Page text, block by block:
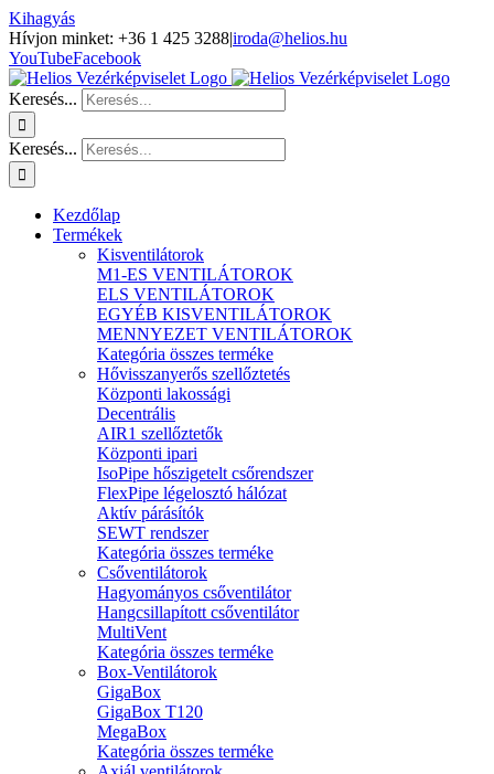
Kihagyás
Hívjon minket: +36 1 425 3288|iroda@helios.hu
YouTubeFacebook
Keresés...
Keresés...
Kezdőlap
Termékek
Kisventilátorok
M1-ES VENTILÁTOROK
ELS VENTILÁTOROK
EGYÉB KISVENTILÁTOROK
MENNYEZET VENTILÁTOROK
Kategória összes terméke
Hővisszanyerős szellőztetés
Központi lakossági
Decentrális
AIR1 szellőztetők
Központi ipari
IsoPipe hőszigetelt csőrendszer
FlexPipe légelosztó hálózat
Aktív párásítók
SEWT rendszer
Kategória összes terméke
Csőventilátorok
Hagyományos csőventilátor
Hangcsillapított csőventilátor
MultiVent
Kategória összes terméke
Box-Ventilátorok
GigaBox
GigaBox T120
MegaBox
Kategória összes terméke